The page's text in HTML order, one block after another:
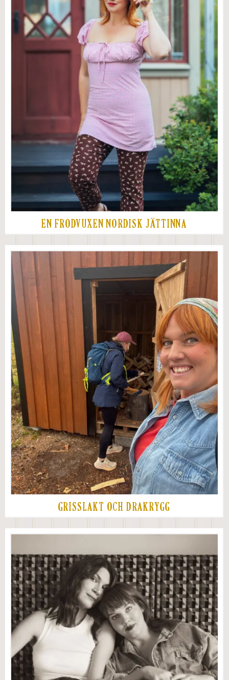
EN FRODVUXEN NORDISK JÄTTINNA
GRISSLAKT OCH DRAKRYGG